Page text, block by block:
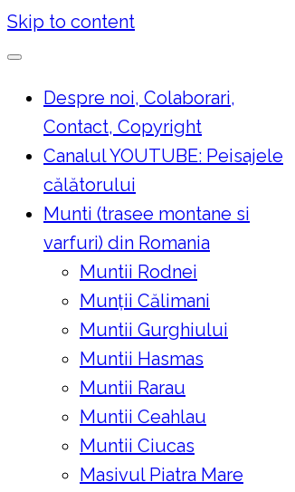
Skip to content
Despre noi, Colaborari,
Contact, Copyright
Canalul YOUTUBE: Peisajele
călătorului
Munti (trasee montane si
varfuri) din Romania
Muntii Rodnei
Munţii Călimani
Muntii Gurghiului
Muntii Hasmas
Muntii Rarau
Muntii Ceahlau
Muntii Ciucas
Masivul Piatra Mare